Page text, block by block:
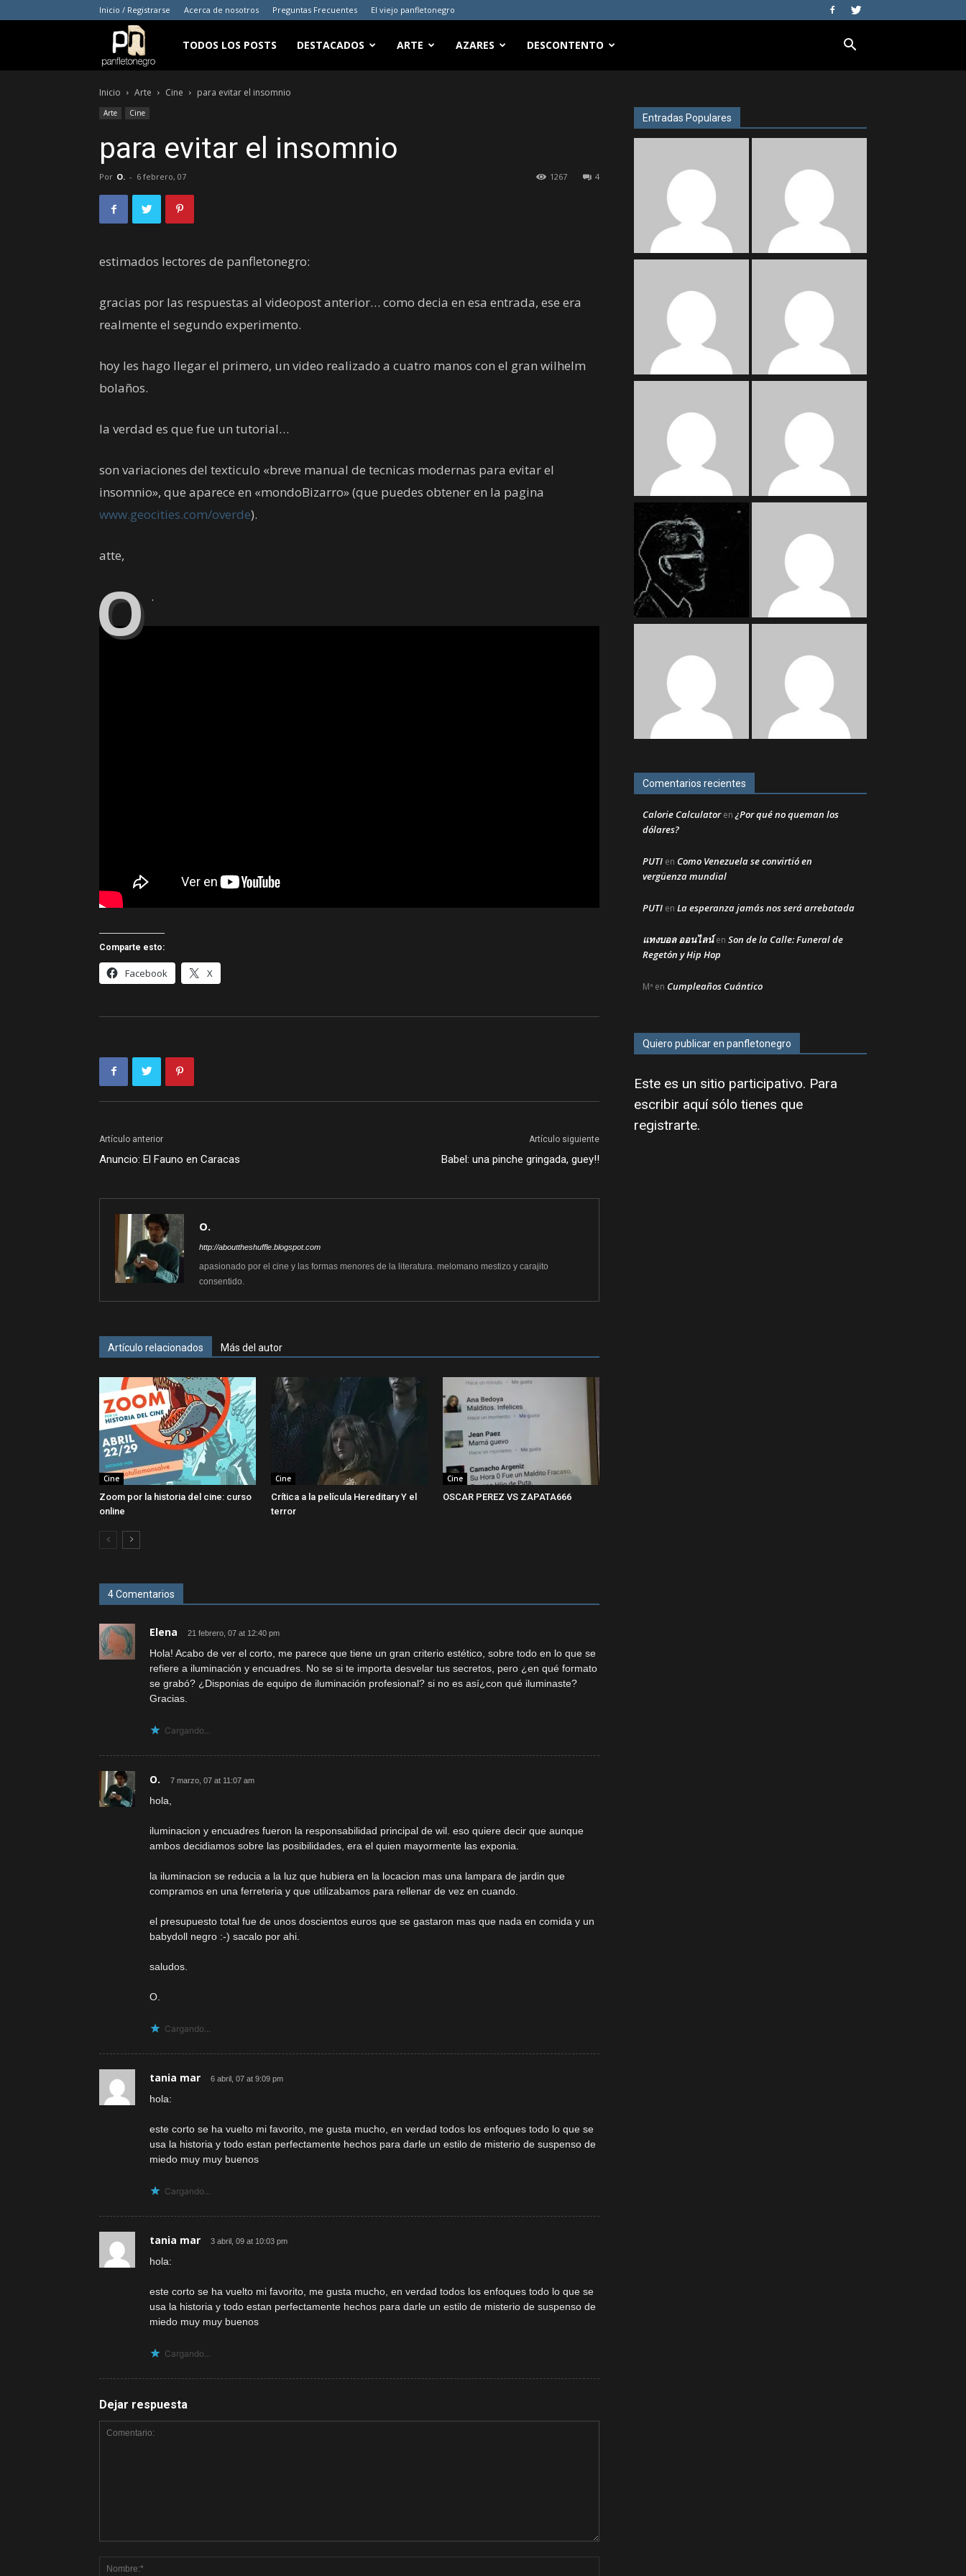
Inicio / Registrarse Acerca de nosotros Preguntas Frecuentes El viejo panfletonegro
panfletonegro
TODOS LOS POSTS DESTACADOS ARTE AZARES DESCONTENTO
Inicio Arte Cine para evitar el insomnio
Arte Cine
para evitar el insomnio
Por O. - 6 febrero, 07 4
1267
estimados lectores de panfletonegro:
gracias por las respuestas al videopost anterior… como decia en esa entrada, ese era
realmente el segundo experimento.
hoy les hago llegar el primero, un video realizado a cuatro manos con el gran wilhelm
bolaños.
la verdad es que fue un tutorial…
son variaciones del texticulo «breve manual de tecnicas modernas para evitar el
insomnio», que aparece en «mondoBizarro» (que puedes obtener en la pagina
www.geocities.com/overde).
atte,
O .
Comparte esto:
Facebook X
Artículo anterior
Anuncio: El Fauno en Caracas
Artículo siguiente
Babel: una pinche gringada, guey!!
O.
http://abouttheshuffle.blogspot.com
apasionado por el cine y las formas menores de la literatura. melomano mestizo y carajito
consentido.
Artículo relacionados Más del autor
Cine
Zoom por la historia del cine: curso
online
Cine
Crítica a la película Hereditary Y el
terror
Cine
OSCAR PEREZ VS ZAPATA666
4 Comentarios
Elena 21 febrero, 07 at 12:40 pm
Hola! Acabo de ver el corto, me parece que tiene un gran criterio estético, sobre todo en lo que se
refiere a iluminación y encuadres. No se si te importa desvelar tus secretos, pero ¿en qué formato
se grabó? ¿Disponias de equipo de iluminación profesional? si no es así¿con qué iluminaste?
Gracias.
Cargando...
O. 7 marzo, 07 at 11:07 am
hola,
iluminacion y encuadres fueron la responsabilidad principal de wil. eso quiere decir que aunque
ambos decidiamos sobre las posibilidades, era el quien mayormente las exponia.
la iluminacion se reducia a la luz que hubiera en la locacion mas una lampara de jardin que
compramos en una ferreteria y que utilizabamos para rellenar de vez en cuando.
el presupuesto total fue de unos doscientos euros que se gastaron mas que nada en comida y un
babydoll negro :-) sacalo por ahi.
saludos.
O.
Cargando...
tania mar 6 abril, 07 at 9:09 pm
hola:
este corto se ha vuelto mi favorito, me gusta mucho, en verdad todos los enfoques todo lo que se
usa la historia y todo estan perfectamente hechos para darle un estilo de misterio de suspenso de
miedo muy muy buenos
Cargando...
tania mar 3 abril, 09 at 10:03 pm
hola:
este corto se ha vuelto mi favorito, me gusta mucho, en verdad todos los enfoques todo lo que se
usa la historia y todo estan perfectamente hechos para darle un estilo de misterio de suspenso de
miedo muy muy buenos
Cargando...
Dejar respuesta
Entradas Populares
Comentarios recientes
Calorie Calculatoren¿Por qué no queman los
dólares?
PUTI en Como Venezuela se convirtió en
vergüenza mundial
PUTI en La esperanza jamás nos será arrebatada
แทงบอล ออนไลน์en Son de la Calle: Funeral de
Regetón y Hip Hop
Mª en Cumpleaños Cuántico
Quiero publicar en panfletonegro
Este es un sitio participativo. Para
escribir aquí sólo tienes que
registrarte.